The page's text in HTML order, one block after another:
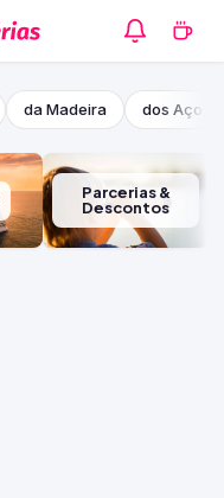
da Madeira dos
Parcerias &
Descontos